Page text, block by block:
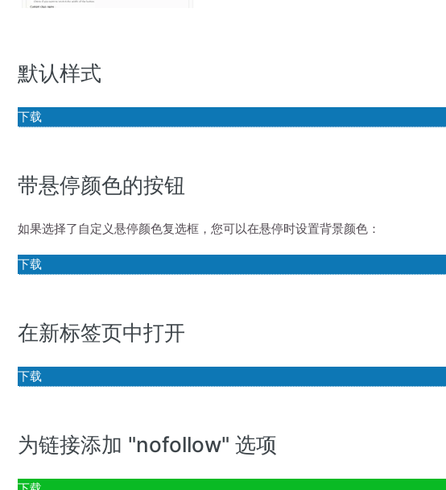
默认样式
下载
带悬停颜色的按钮
如果选择了自定义悬停颜色复选框，您可以在悬停时设置背景颜色：
下载
在新标签页中打开
下载
为链接添加 "nofollow" 选项